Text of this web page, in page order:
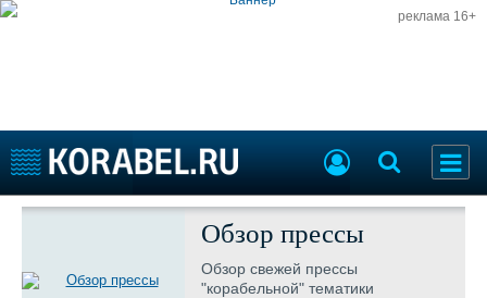
реклама 16+
Судостроение
Пресс-релизы
Обзор прессы
Обзор свежей прессы
"корабельной" тематики